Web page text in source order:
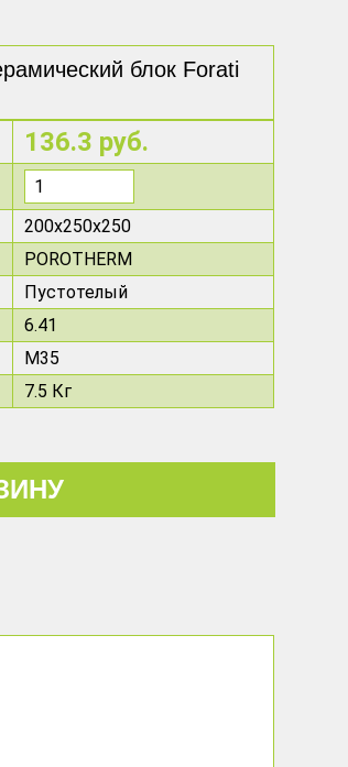
блок Forati
136.3 руб.
200х250х250
POROTHERM
Пустотелый
6.41
M35
7.5 Кг